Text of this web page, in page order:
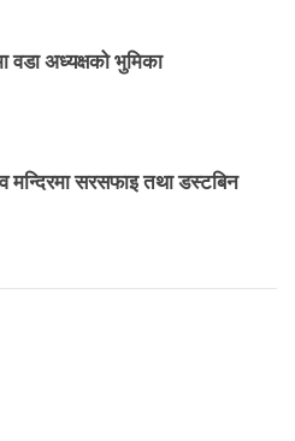
वडा अध्यक्षको भुमिका
मन्दिरमा सरसफाइ तथा डस्टबिन